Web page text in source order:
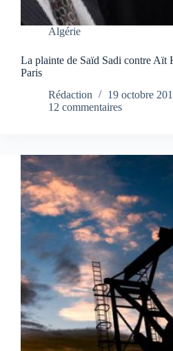
Algérie
La plainte de Saïd Sadi contre Aït
Paris
Rédaction
19 octobre
12 commentaires